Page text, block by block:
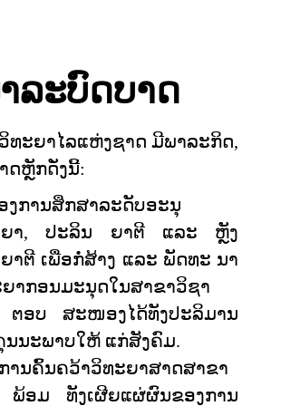
ລະບົດບາດ
ຍາໄລແຫ່ງຊາດ ມີພາລະກິດ,
ດຫຼັກດັ່ງນີ້:
ການສຶກສາລະດັບອະນຸ
ຍາ, ປະລິນ ຍາຕີ ແລະ ຫຼັງ
າຕີ ເພື່ອກໍ່ສ້າງ ແລະ ພັດທະ ນາ
າກອນມະນຸດໃນສາຂາວິຊາ
ຕອບ ສະໜອງໄດ້ທັງປະລິມານ
ນນະພາບໃຫ້ ແກ່ສັງຄົມ.
ານຄົ້ນຄວ້າວິທະຍາສາດສາຂາ
ພ້ອມ ທັງເຜີຍແຜ່ຜົນຂອງການ